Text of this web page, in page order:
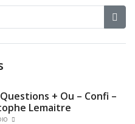
Questions + Ou – Confi –
Lemaitre